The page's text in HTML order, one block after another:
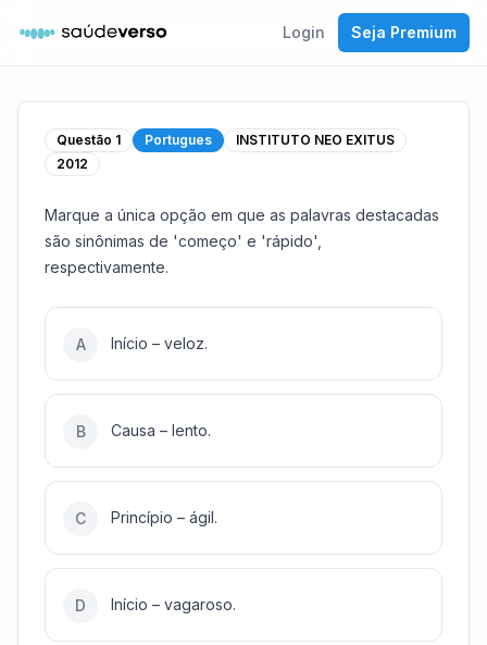
Login Seja Premium
Questão 1 Portugues
INSTITUTO NEO EXITUS
2012
Marque a única opção em que as palavras destacadas
são sinônimas de 'começo' e 'rápido',
respectivamente.
A Início – veloz.
B Causa – lento.
C Princípio – ágil.
D Início – vagaroso.